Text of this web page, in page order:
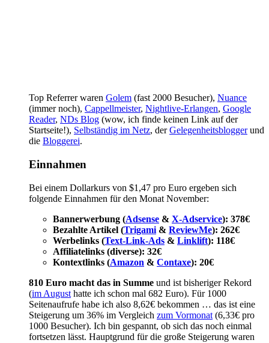
Top Referrer waren Golem (fast 2000 Besucher), Nuance
(immer noch), Cappellmeister, Nightlive-Erlangen, Google
Reader, NDs Blog (wow, ich finde keinen Link auf der
Startseite!), Selbständig im Netz, derGelegenheitsbloggerund
die Bloggerei.
Einnahmen
Bei einem Dollarkurs von $1,47 pro Euro ergeben sich
folgende Einnahmen für den Monat November:
Bannerwerbung (Adsense & X-Adservice): 378€
Bezahlte Artikel (Trigami & ReviewMe): 262€
Werbelinks (Text-Link-Ads & Linklift): 118€
Affiliatelinks (diverse): 32€
Kontextlinks (Amazon & Contaxe): 20€
810 Euro macht das in Summe und ist bisheriger Rekord
(im August hatte ich schon mal 682 Euro). Für 1000
Seitenaufrufe habe ich also 8,62€ bekommen … das ist eine
Steigerung um 36% im Vergleich zum Vormonat (6,33€ pro
1000 Besucher). Ich bin gespannt, ob sich das noch einmal
fortsetzen lässt. Hauptgrund für die große Steigerung waren